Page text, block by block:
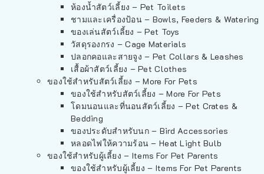
ห้องน้ำสัตว์เลี้ยง – Pet Toilets
ชามและเครื่องป้อน – Bowls, Feeders & Watering
ของเล่นสัตว์เลี้ยง – Pet Toys
วัสดุรองกรง – Cage Materials
ปลอกคอและสายจูง – Pet Collars & Leashes
เสื้อผ้าสัตว์เลี้ยง – Pet Clothes
ของใช้สำหรับสัตว์เลี้ยง – More For Pets
ของใช้สำหรับสัตว์เลี้ยง – More For Pets
โดมนอนและที่นอนสัตว์เลี้ยง – Pet Crates &
Bedding
ของประดับสำหรับนก – Bird Accessories
หลอดไฟให้ความร้อน – Heat Light Bulb
ของใช้สำหรับผู้เลี้ยง – Items For Pet Parents
ของใช้สำหรับผู้เลี้ยง – Items For Pet Parents